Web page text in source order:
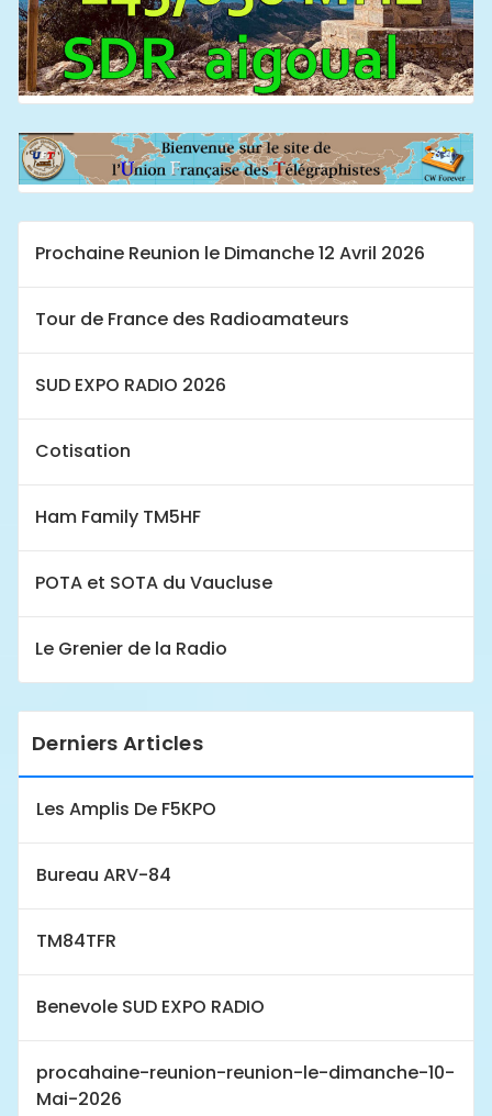
Prochaine Reunion le Dimanche 12 Avril 2026
Tour de France des Radioamateurs
SUD EXPO RADIO 2026
Cotisation
Ham Family TM5HF
POTA et SOTA du Vaucluse
Le Grenier de la Radio
Derniers Articles
Les Amplis De F5KPO
Bureau ARV-84
TM84TFR
Benevole SUD EXPO RADIO
procahaine-reunion-reunion-le-dimanche-10-
Mai-2026